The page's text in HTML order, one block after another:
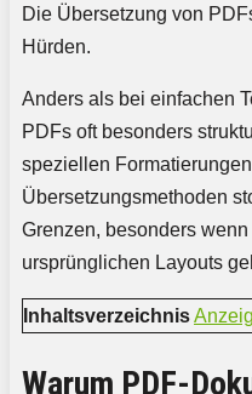
Die Übersetzung von
Hürden.
Anders als bei einfachen
PDFs oft besonders
speziellen
Übersetzungsmethoden
Grenzen, besonders
ursprünglichen Layouts
Inhaltsverzeichnis
Warum PDF-